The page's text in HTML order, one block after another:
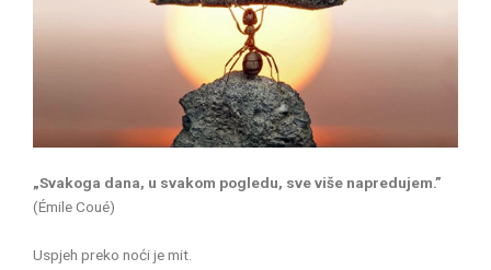
„Svakoga dana, u svakom pogledu, sve više napredujem.”
(Émile Coué)
Uspjeh preko noći je mit.